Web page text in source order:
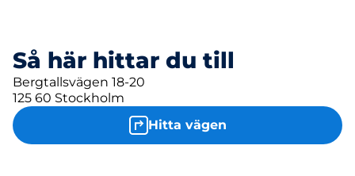
Så här hittar du till
Bergtallsvägen 18-20
125 60 Stockholm
Hitta vägen